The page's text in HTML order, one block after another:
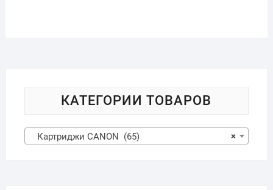
КАТЕГОРИИ ТОВАРОВ
×
Картриджи CANON (65)